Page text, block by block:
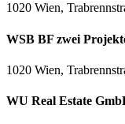
1020 Wien,
WSB BF zwei
1020 Wien,
WU Real Estate